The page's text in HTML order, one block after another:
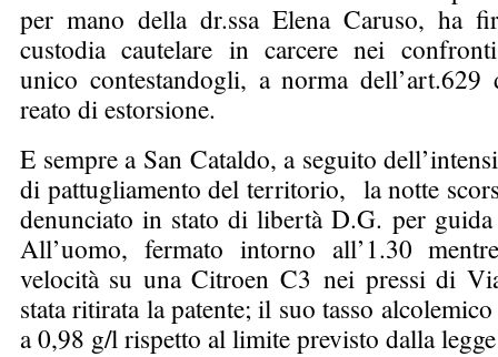
per mano della dr.ssa Elena Caruso, ha
custodia cautelare in carcere nei
unico contestandogli, a norma
reato di estorsione.
E sempre a San Cataldo, a seguito
di pattugliamento del territorio, la notte
denunciato in stato di libertà D.G. per
All’uomo, fermato intorno all’1.30
velocità su una Citroen C3 nei pressi di
stata ritirata la patente; il suo tasso
a 0,98 g/l rispetto al limite previsto dalla